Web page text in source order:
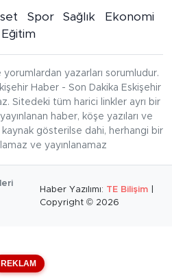
Spor Sağlık
Ekonomi
Eğitim
yazarları sorumludur.
Haber - Son Dakika Eskişehir
Sitedeki tüm harici linkler ayrı bir
haber, köşe yazıları ve
kaynak gösterilse dahi, herhangi bir
ve yayınlanamaz
Haber Yazılımı: TE Bilişim
Copyright © 2026
REKLAM